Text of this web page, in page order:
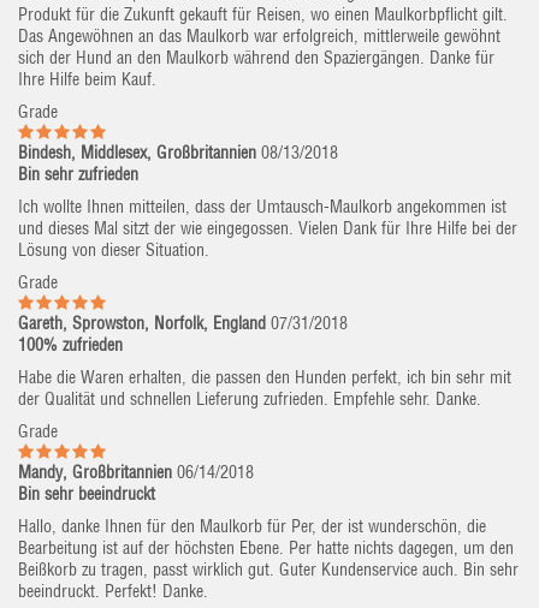
Produkt für die Zukunft gekauft für Reisen, wo einen Maulkorbpflicht gilt.
Das Angewöhnen an das Maulkorb war erfolgreich, mittlerweile gewöhnt
sich der Hund an den Maulkorb während den Spaziergängen. Danke für
Ihre Hilfe beim Kauf.
Grade
Bindesh, Middlesex, Großbritannien 08/13/2018
Bin sehr zufrieden
Ich wollte Ihnen mitteilen, dass der Umtausch-Maulkorb angekommen ist
und dieses Mal sitzt der wie eingegossen. Vielen Dank für Ihre Hilfe bei der
Lösung von dieser Situation.
Grade
Gareth, Sprowston, Norfolk, England 07/31/2018
100% zufrieden
Habe die Waren erhalten, die passen den Hunden perfekt, ich bin sehr mit
der Qualität und schnellen Lieferung zufrieden. Empfehle sehr. Danke.
Grade
Mandy, Großbritannien 06/14/2018
Bin sehr beeindruckt
Hallo, danke Ihnen für den Maulkorb für Per, der ist wunderschön, die
Bearbeitung ist auf der höchsten Ebene. Per hatte nichts dagegen, um den
Beißkorb zu tragen, passt wirklich gut. Guter Kundenservice auch. Bin sehr
beeindruckt. Perfekt! Danke.